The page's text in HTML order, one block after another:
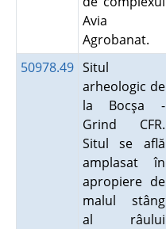
Avia
Agrobanat.
50978.49 Situl
arheologic de
la Bocşa -
Grind CFR.
Situl se află
amplasat în
apropiere de
malul stâng
al râului